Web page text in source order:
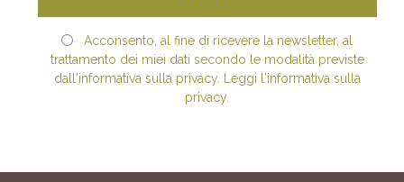
Acconsento, al fine di ricevere la newsletter, al
trattamento dei miei dati secondo le modalità previste
dall'informativa sulla privacy. Leggi l'informativa sulla
privacy.